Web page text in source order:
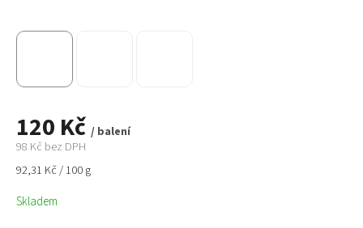
120 Kč / balení
98 Kč bez DPH
Měrná
92,31 Kč / 100 g
Skladem